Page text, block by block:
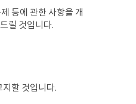
등에 관한 사항을 개
릴 것입니다.
할 것입니다.